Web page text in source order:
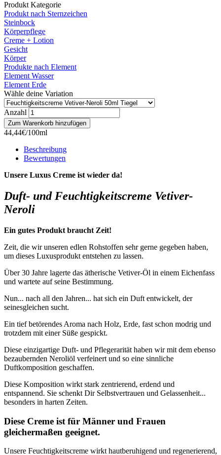
Produkt Kategorie
Produkt nach Sternzeichen
Steinbock
Körperpflege
Creme + Lotion
Gesicht
Körper
Produkte nach Element
Element Wasser
Element Erde
Wähle deine Variation
Anzahl
44,44€/100ml
Beschreibung
Bewertungen
Unsere Luxus Creme ist wieder da!
Duft- und Feuchtigkeitscreme Vetiver-
Neroli
Ein gutes Produkt braucht Zeit!
Zeit, die wir unseren edlen Rohstoffen sehr gerne gegeben haben,
um dieses Luxusprodukt entstehen zu lassen.
Über 30 Jahre lagerte das ätherische Vetiver-Öl in einem Eichenfass
und wartete auf seine Bestimmung.
Nun... nach all den Jahren... hat sich ein Duft entwickelt, der
seinesgleichen sucht.
Ein tief betörendes Aroma nach Holz, Erde, fast schon modrig und
trotzdem mit einer Süße gespickt.
Diese einzigartige Duft- und Pflegerarität haben wir mit dem ebenso
bezaubernden Neroliöl verfeinert und so eine sinnliche
Duftkomposition geschaffen.
Diese Komposition wirkt stark zentrierend, erdend und
entspannend. Sie schenkt Dir Selbstvertrauen und Gelassenheit...
besonders in harten Zeiten.
Diese Creme ist für Männer und Frauen
gleichermaßen geeignet.
Unsere Feuchtigkeitscreme wirkt hautberuhigend und regenerierend,